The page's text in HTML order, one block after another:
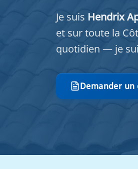
Je suis Hendrix
et sur toute la
quotidien — je
Demander un